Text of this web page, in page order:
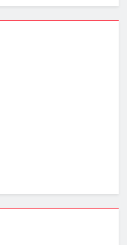
Terlewat, GIS
Melalui
Berdampak
Pasar Besar